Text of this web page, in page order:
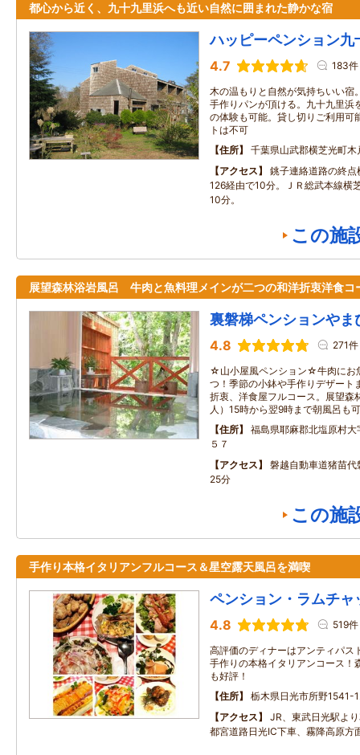
都心から近く、九十九里浜へも近い自然に囲まれた静かな宿
ハッピーペンション九
4.7 183件
木の温もりと自然が気持ちいい宿
手作りパンが頂ける。九十九里浜
の体験も可能。貸し切りご利用可
トは不可
住所
千葉県山武郡横芝光町
アクセス
銚子連絡道路の終
126経由で10分。ＪＲ総武本線横
10分。
この施
展望森林浴岩風呂 牛肉と魚料理メインが二つの和洋折衷洋食コ
裏磐梯ペンションやま
4.8 271件
☆山小屋風ペンション☆牛肉にお
つ！季節の小鉢や手作りデザート
折衷、洋食屋フルコース。展望森
人）15時から翌9時まで朝風呂も可
住所
福島県耶麻郡北塩原村
５７
アクセス
磐越自動車道猪苗
25分
この施
手作り本格イタリアンフルコース＆星空露天風呂を満喫
ペンション・ラムチャ
4.8 519件
高評価のディナーはアンティパス
手作りの本格イタリアンコース！
も好評！
住所
栃木県日光市所野1541-
アクセス
JR、東武日光駅よ
都宮道路日光IC下車、霧降高原方